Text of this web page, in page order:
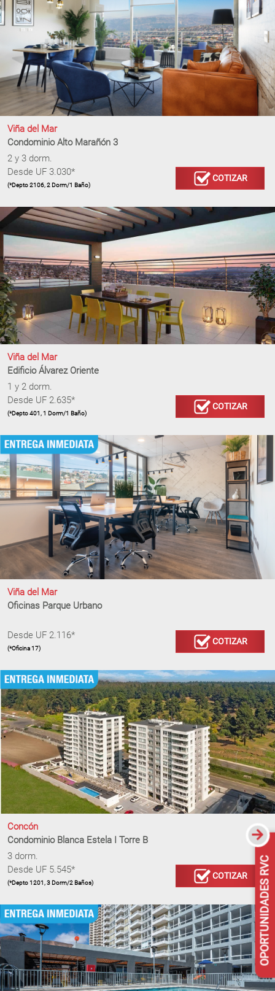
Viña del Mar
Condominio Alto Marañón 3
2 y 3 dorm.
Desde UF 3.030*
(*Depto 2106, 2 Dorm/1 Baño)
COTIZAR
Viña del Mar
Edificio Álvarez Oriente
1 y 2 dorm.
Desde UF 2.635*
(*Depto 401, 1 Dorm/1 Baño)
COTIZAR
Viña del Mar
Oficinas Parque Urbano
Desde UF 2.116*
(*Oficina 17)
COTIZAR
Concón
Condominio Blanca Estela I Torre B
3 dorm.
Desde UF 5.545*
(*Depto 1201, 3 Dorm/2 Baños)
COTIZAR OPORTUNIDADES RVC